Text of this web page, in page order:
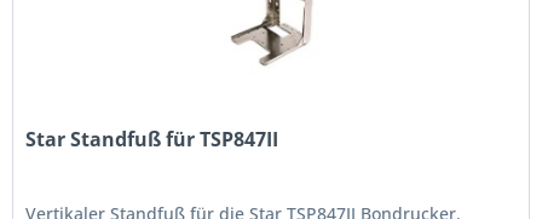
Star Standfuß für TSP847II
Vertikaler Standfuß für die Star TSP847II Bondrucker.